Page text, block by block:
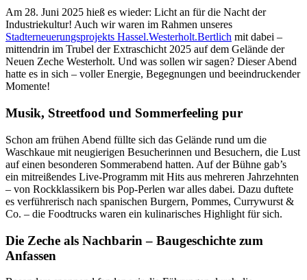
Am 28. Juni 2025 hieß es wieder: Licht an für die Nacht der
Industriekultur! Auch wir waren im Rahmen unseres
Stadterneuerungsprojekts Hassel.Westerholt.Bertlich mit dabei –
mittendrin im Trubel der Extraschicht 2025 auf dem Gelände der
Neuen Zeche Westerholt. Und was sollen wir sagen? Dieser Abend
hatte es in sich – voller Energie, Begegnungen und beeindruckender
Momente!
Musik, Streetfood und Sommerfeeling pur
Schon am frühen Abend füllte sich das Gelände rund um die
Waschkaue mit neugierigen Besucherinnen und Besuchern, die Lust
auf einen besonderen Sommerabend hatten. Auf der Bühne gab’s
ein mitreißendes Live-Programm mit Hits aus mehreren Jahrzehnten
– von Rockklassikern bis Pop-Perlen war alles dabei. Dazu duftete
es verführerisch nach spanischen Burgern, Pommes, Currywurst &
Co. – die Foodtrucks waren ein kulinarisches Highlight für sich.
Die Zeche als Nachbarin – Baugeschichte zum
Anfassen